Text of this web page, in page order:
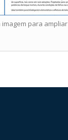
imagem para ampliar